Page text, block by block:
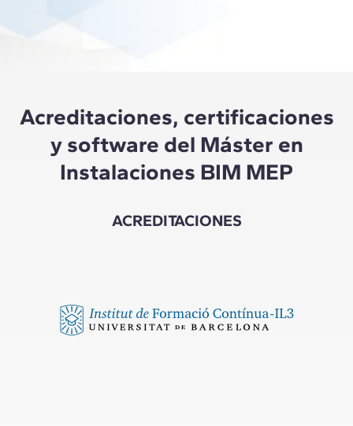
Acreditaciones, certificaciones
y software del Máster en
Instalaciones BIM MEP
ACREDITACIONES